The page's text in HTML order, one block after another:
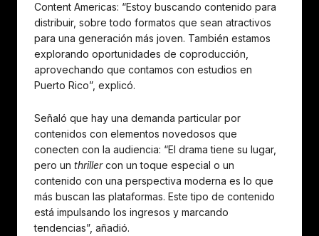
Content Americas: “Estoy buscando contenido para
distribuir, sobre todo formatos que sean atractivos
para una generación más joven. También estamos
explorando oportunidades de coproducción,
aprovechando que contamos con estudios en
Puerto Rico”, explicó.
Señaló que hay una demanda particular por
contenidos con elementos novedosos que
conecten con la audiencia: “El drama tiene su lugar,
pero un thrillercon un toque especial o un
contenido con una perspectiva moderna es lo que
más buscan las plataformas. Este tipo de contenido
está impulsando los ingresos y marcando
tendencias”, añadió.